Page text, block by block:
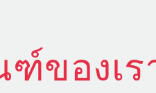
ของเร